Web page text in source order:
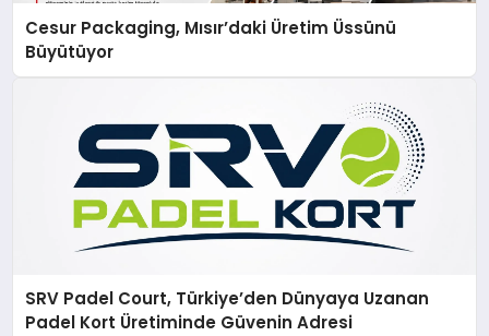
Cesur Packaging, Mısır’daki Üretim Üssünü
Büyütüyor
SRV Padel Court, Türkiye’den Dünyaya Uzanan
Padel Kort Üretiminde Güvenin Adresi